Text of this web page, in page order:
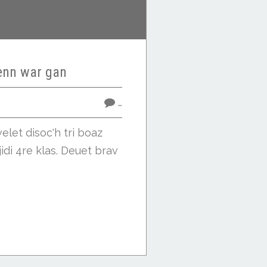
war gan
…
disoc'h tri boaz
4re klas. Deuet brav